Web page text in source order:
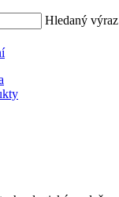
Hledaný výraz